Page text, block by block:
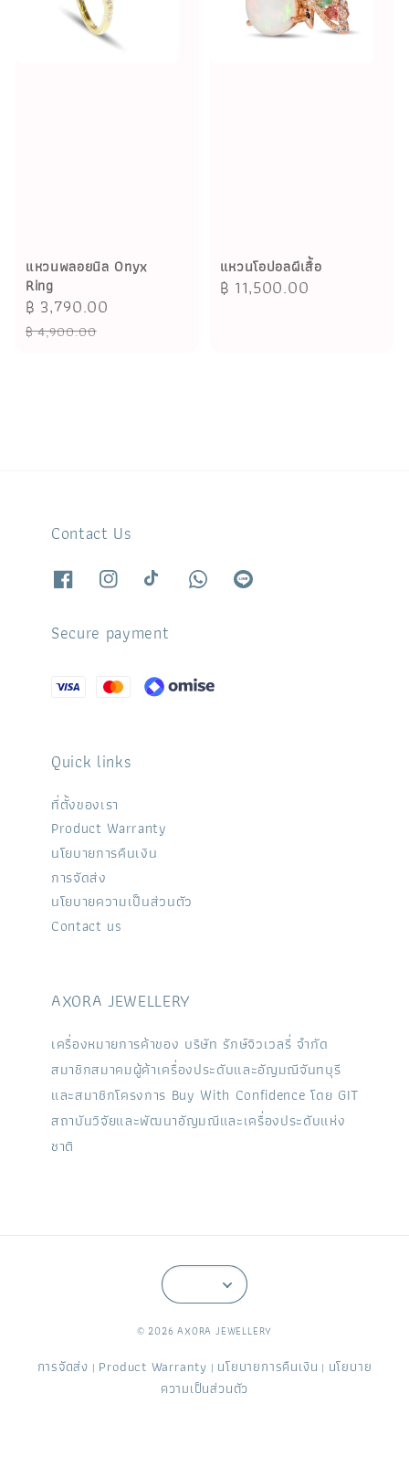
แหวนพลอยนิล Onyx
Ring
Sale
price
฿ 3,790.00
฿ 4,900.00
แหวนโอปอลผีเสื้อ
Regular
฿ 11,500.00
Contact Us
Secure payment
Quick links
ที่ตั้งของเรา
Product Warranty
นโยบายการคืนเงิน
การจัดส่ง
นโยบายความเป็นส่วนตัว
Contact us
AXORA JEWELLERY
เครื่องหมายการค้าของ บริษัท รักษ์จิวเวลรี่ จำกัด
สมาชิกสมาคมผู้ค้าเครื่องประดับและอัญมณีจันทบุรี
และสมาชิกโครงการ Buy With Confidence โดย GIT
สถาบันวิจัยและพัฒนาอัญมณีและเครื่องประดับแห่ง
ชาติ
© 2026 AXORA JEWELLERY
การจัดส่ง | Product Warranty | นโยบายการคืนเงิน | นโยบาย
ความเป็นส่วนตัว